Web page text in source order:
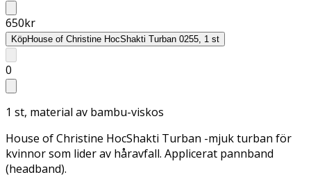
650kr
KöpHouse of Christine HocShakti Turban 0255, 1 st
0
1 st, material av bambu-viskos
House of Christine HocShakti Turban -mjuk turban för
kvinnor som lider av håravfall. Applicerat pannband
(headband).